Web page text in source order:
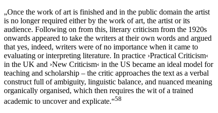
„Once the work of art is finished and in the public domain the artist
is no longer required either by the work of art, the artist or its
audience. Following on from this, literary criticism from the 1920s
onwards appeared to take the writers at their own words and argued
that yes, indeed, writers were of no importance when it came to
evaluating or interpreting literature. In practice ›Practical Criticism‹
in the UK and ›New Criticism‹ in the US became an ideal model for
teaching and scholarship – the critic approaches the text as a verbal
construct full of ambiguity, linguistic balance, and nuanced meaning
organically organised, which then requires the wit of a trained
academic to uncover and explicate.“58